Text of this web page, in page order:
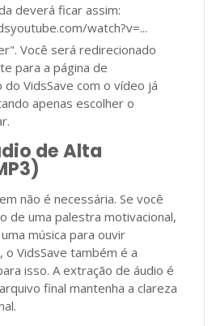
deverá ficar assim:
watch?v=...
Você será redirecionado
para a página de
VidsSave com o vídeo já
apenas escolher o
de Alta
não é necessária. Se você
de uma palestra motivacional,
música para ouvir
VidsSave também é a
isso. A extração de áudio é
final mantenha a clareza